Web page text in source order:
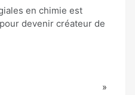
en chimie est
devenir créateur de
Next
»